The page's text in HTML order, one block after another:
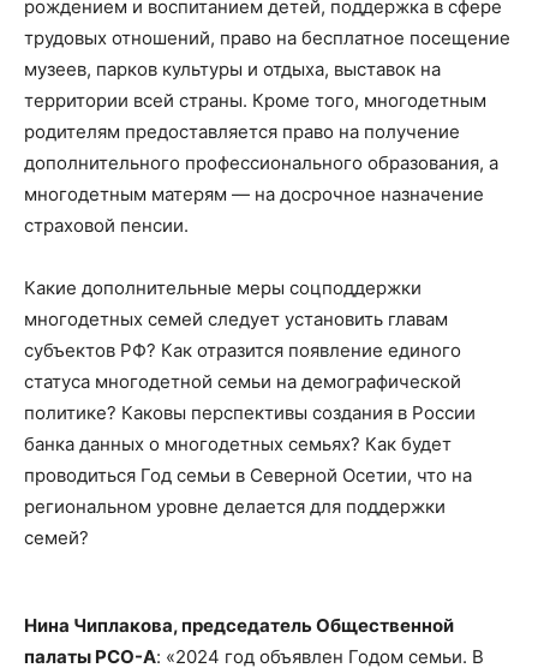
рождением и воспитанием детей, поддержка в сфере
трудовых отношений, право на бесплатное посещение
музеев, парков культуры и отдыха, выставок на
территории всей страны. Кроме того, многодетным
родителям предоставляется право на получение
дополнительного профессионального образования, а
многодетным матерям — на досрочное назначение
страховой пенсии.
Какие дополнительные меры соцподдержки
многодетных семей следует установить главам
субъектов РФ? Как отразится появление единого
статуса многодетной семьи на демографической
политике? Каковы перспективы создания в России
банка данных о многодетных семьях? Как будет
проводиться Год семьи в Северной Осетии, что на
региональном уровне делается для поддержки
семей?
Нина Чиплакова, председатель Общественной
палаты РСО-А: «2024 год объявлен Годом семьи. В